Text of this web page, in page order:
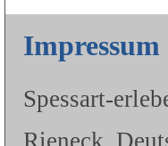
Impressum
Spessart-